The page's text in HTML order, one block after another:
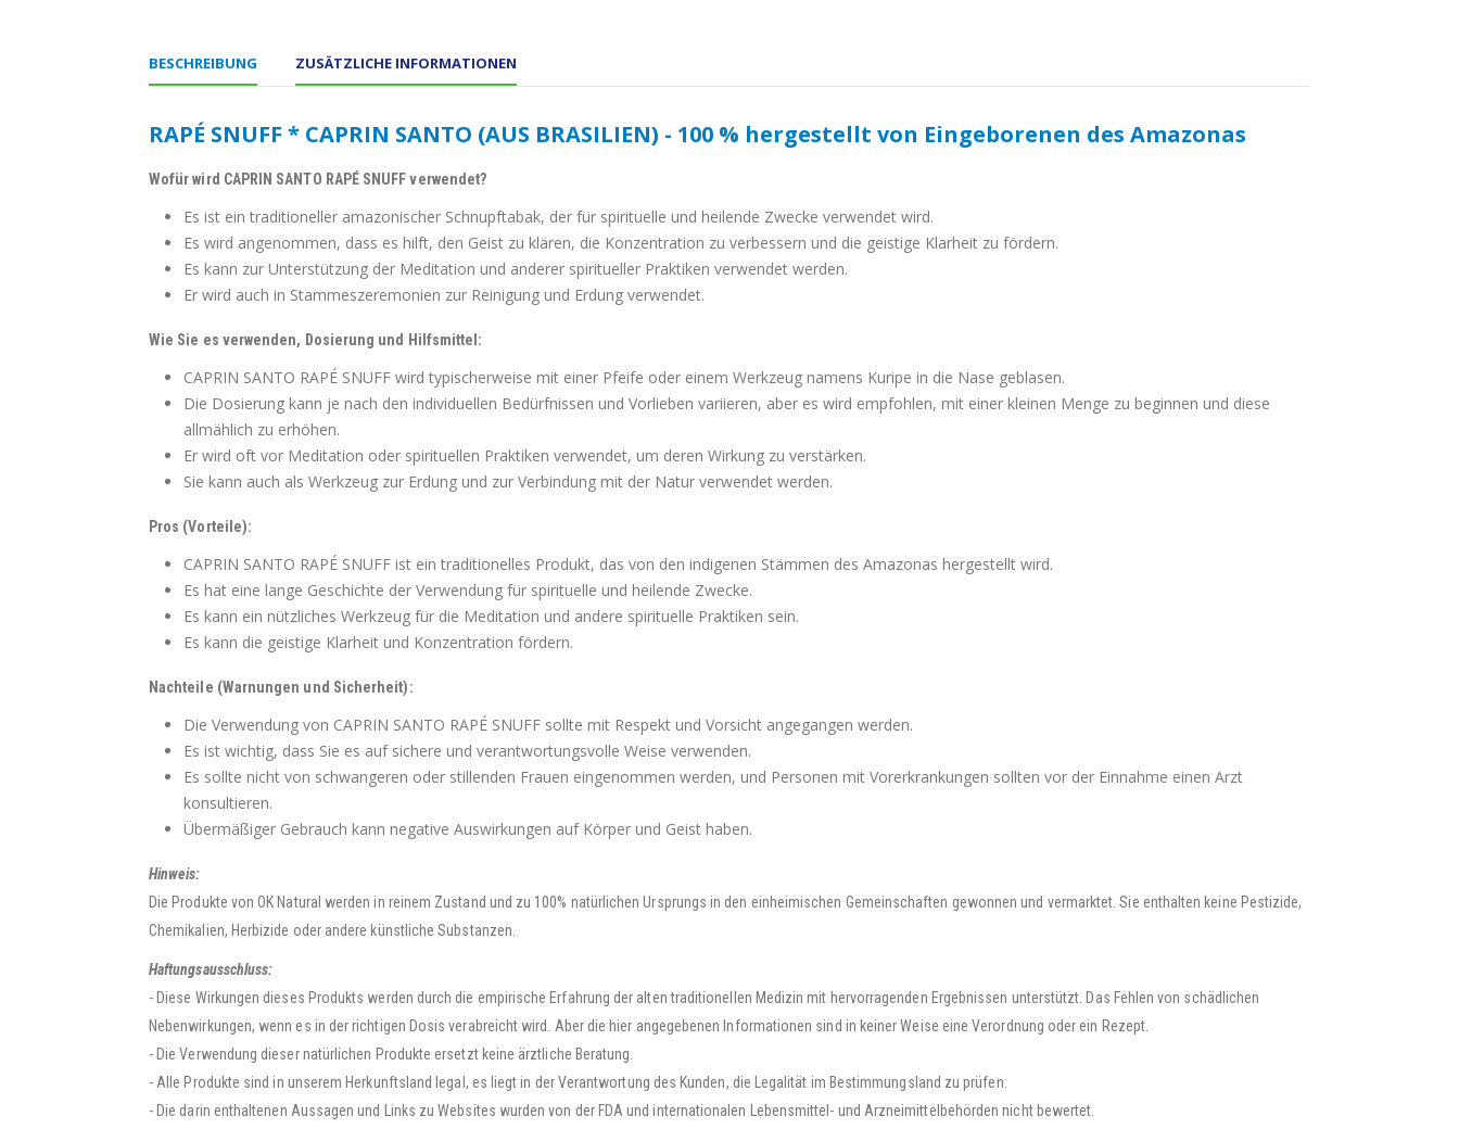
BESCHREIBUNG ZUSÄTZLICHE INFORMATIONEN
RAPÉ SNUFF * CAPRIN SANTO (AUS BRASILIEN) - 100 % hergestellt von Eingeborenen des Amazonas
Wofür wird CAPRIN SANTO RAPÉ SNUFF verwendet?
Es ist ein traditioneller amazonischer Schnupftabak, der für spirituelle und heilende Zwecke verwendet wird.
Es wird angenommen, dass es hilft, den Geist zu klären, die Konzentration zu verbessern und die geistige Klarheit zu fördern.
Es kann zur Unterstützung der Meditation und anderer spiritueller Praktiken verwendet werden.
Er wird auch in Stammeszeremonien zur Reinigung und Erdung verwendet.
Wie Sie es verwenden, Dosierung und Hilfsmittel:
CAPRIN SANTO RAPÉ SNUFF wird typischerweise mit einer Pfeife oder einem Werkzeug namens Kuripe in die Nase geblasen.
Die Dosierung kann je nach den individuellen Bedürfnissen und Vorlieben variieren, aber es wird empfohlen, mit einer kleinen Menge zu beginnen und diese
allmählich zu erhöhen.
Er wird oft vor Meditation oder spirituellen Praktiken verwendet, um deren Wirkung zu verstärken.
Sie kann auch als Werkzeug zur Erdung und zur Verbindung mit der Natur verwendet werden.
Pros (Vorteile):
CAPRIN SANTO RAPÉ SNUFF ist ein traditionelles Produkt, das von den indigenen Stämmen des Amazonas hergestellt wird.
Es hat eine lange Geschichte der Verwendung für spirituelle und heilende Zwecke.
Es kann ein nützliches Werkzeug für die Meditation und andere spirituelle Praktiken sein.
Es kann die geistige Klarheit und Konzentration fördern.
Nachteile (Warnungen und Sicherheit):
Die Verwendung von CAPRIN SANTO RAPÉ SNUFF sollte mit Respekt und Vorsicht angegangen werden.
Es ist wichtig, dass Sie es auf sichere und verantwortungsvolle Weise verwenden.
Es sollte nicht von schwangeren oder stillenden Frauen eingenommen werden, und Personen mit Vorerkrankungen sollten vor der Einnahme einen Arzt
konsultieren.
Übermäßiger Gebrauch kann negative Auswirkungen auf Körper und Geist haben.
Hinweis:
Die Produkte von OK Natural werden in reinem Zustand und zu 100% natürlichen Ursprungs in den einheimischen Gemeinschaften gewonnen und vermarktet. Sie enthalten keine Pestizide,
Chemikalien, Herbizide oder andere künstliche Substanzen.
Haftungsausschluss:
- Diese Wirkungen dieses Produkts werden durch die empirische Erfahrung der alten traditionellen Medizin mit hervorragenden Ergebnissen unterstützt. Das Fehlen von schädlichen
Nebenwirkungen, wenn es in der richtigen Dosis verabreicht wird. Aber die hier angegebenen Informationen sind in keiner Weise eine Verordnung oder ein Rezept.
- Die Verwendung dieser natürlichen Produkte ersetzt keine ärztliche Beratung.
- Alle Produkte sind in unserem Herkunftsland legal, es liegt in der Verantwortung des Kunden, die Legalität im Bestimmungsland zu prüfen.
- Die darin enthaltenen Aussagen und Links zu Websites wurden von der FDA und internationalen Lebensmittel- und Arzneimittelbehörden nicht bewertet.